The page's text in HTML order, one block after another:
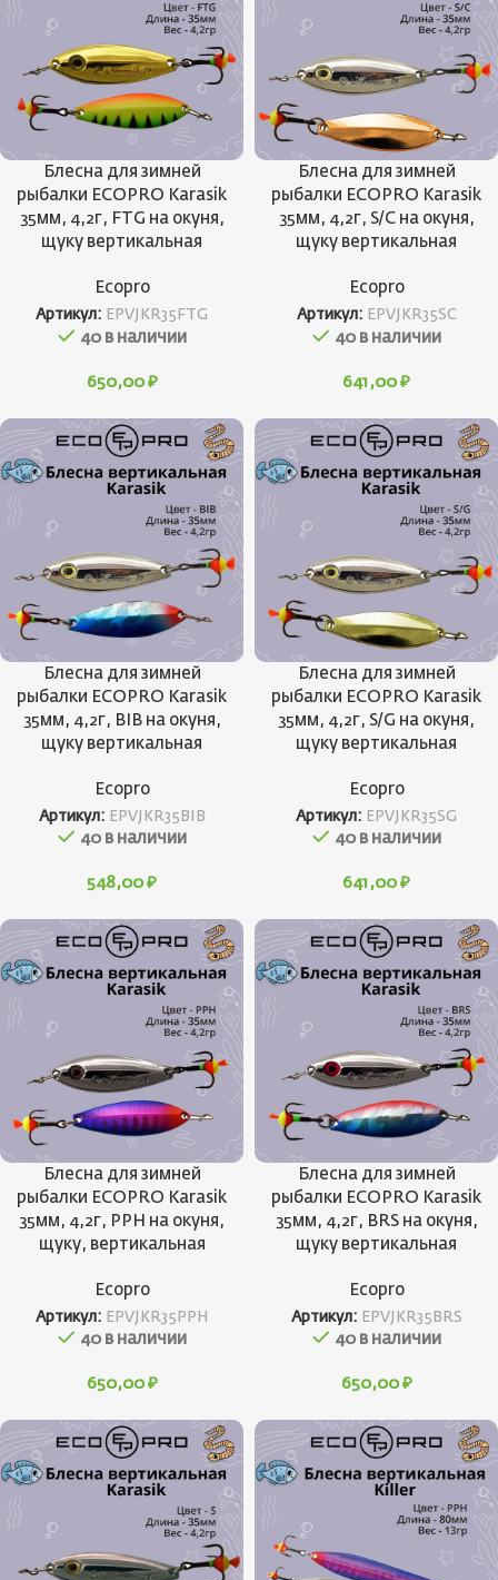
Блесна для зимней
рыбалки ECOPRO Karasik
35мм, 4,2г, FTG на окуня,
щуку вертикальная
Ecopro
Артикул: EPVJKR35FTG
40 в наличии
650,00 ₽
Блесна для зимней
рыбалки ECOPRO Karasik
35мм, 4,2г, S/C на окуня,
щуку вертикальная
Ecopro
Артикул: EPVJKR35SC
40 в наличии
641,00 ₽
Блесна для зимней
рыбалки ECOPRO Karasik
35мм, 4,2г, BIB на окуня,
щуку вертикальная
Ecopro
Артикул: EPVJKR35BIB
40 в наличии
548,00 ₽
Блесна для зимней
рыбалки ECOPRO Karasik
35мм, 4,2г, S/G на окуня,
щуку вертикальная
Ecopro
Артикул: EPVJKR35SG
40 в наличии
641,00 ₽
Блесна для зимней
рыбалки ECOPRO Karasik
35мм, 4,2г, PPH на окуня,
щуку, вертикальная
Ecopro
Артикул: EPVJKR35PPH
40 в наличии
650,00 ₽
Блесна для зимней
рыбалки ECOPRO Karasik
35мм, 4,2г, BRS на окуня,
щуку вертикальная
Ecopro
Артикул: EPVJKR35BRS
40 в наличии
650,00 ₽